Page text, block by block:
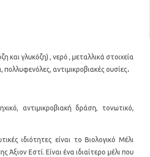
γλυκόζη) , νερό , μεταλλικά στοιχεία
πολλυφενόλες, αντιμικροβιακές ουσίες.
αντιμικροβιακή δράση, τονωτικό,
ιδιότητες είναι το Βιολογικό Μέλι
Άξιον Εστί. Είναι ένα ιδιαίτερο μέλι που